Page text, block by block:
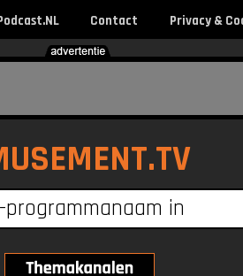
Contact Privacy &